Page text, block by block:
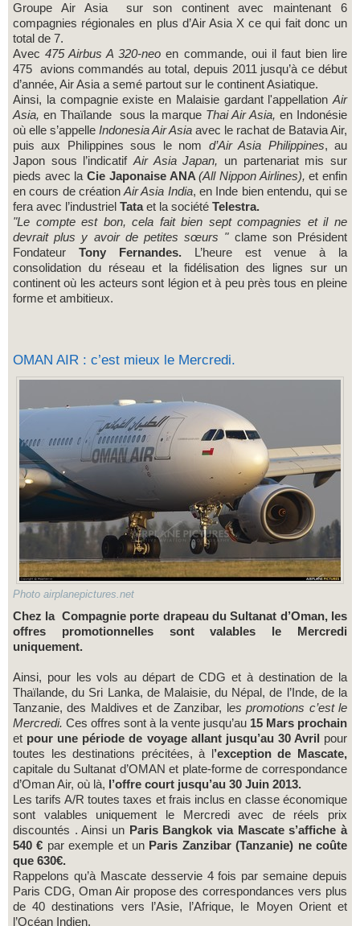
Groupe Air Asia sur son continent avec maintenant 6
compagnies régionales en plus d’Air Asia X ce qui fait donc un
total de 7.
Avec475 Airbus A 320-neoen commande, oui il faut bien lire
475 avions commandés au total, depuis 2011 jusqu’à ce début
d’année, Air Asia a semé partout sur le continent Asiatique.
Ainsi, la compagnie existe en Malaisie gardant l'appellation Air
Asia, en Thaïlande sous la marque Thai Air Asia, en Indonésie
où elle s’appelle Indonesia Air Asia avec le rachat de Batavia Air,
puis aux Philippines sous le nom d’Air Asia Philippines, au
Japon sous l’indicatif Air Asia Japan, un partenariat mis sur
pieds avec la Cie Japonaise ANA(All Nippon Airlines), et enfin
en cours de création Air Asia India, en Inde bien entendu, qui se
fera avec l’industriel Tataet la société Telestra.
"Le compte est bon, cela fait bien sept compagnies et il ne
devrait plus y avoir de petites sœurs " clame son Président
Fondateur Tony Fernandes. L’heure est venue à la
consolidation du réseau et la fidélisation des lignes sur un
continent où les acteurs sont légion et à peu près tous en pleine
forme et ambitieux.
OMAN AIR : c’est mieux le Mercredi.
Photo airplanepictures.net
Chez la Compagnie porte drapeau du Sultanat d’Oman, les
offres promotionnelles sont valables le Mercredi
uniquement.
Ainsi, pour les vols au départ de CDG et à destination de la
Thaïlande, du Sri Lanka, de Malaisie, du Népal, de l’Inde, de la
Tanzanie, des Maldives et de Zanzibar, les promotions c’est le
Mercredi. Ces offres sont à la vente jusqu’au 15 Mars prochain
et pour une période de voyage allant jusqu’au 30 Avril pour
toutes les destinations précitées, à l’exception de Mascate,
capitale du Sultanat d’OMAN et plate-forme de correspondance
d’Oman Air, où là, l’offre court jusqu’au 30 Juin 2013.
Les tarifs A/R toutes taxes et frais inclus en classe économique
sont valables uniquement le Mercredi avec de réels prix
discountés . Ainsi un Paris Bangkok via Mascate s’affiche à
540 € par exemple et un Paris Zanzibar (Tanzanie) ne coûte
que 630€.
Rappelons qu’à Mascate desservie 4 fois par semaine depuis
Paris CDG, Oman Air propose des correspondances vers plus
de 40 destinations vers l’Asie, l’Afrique, le Moyen Orient et
l’Océan Indien.